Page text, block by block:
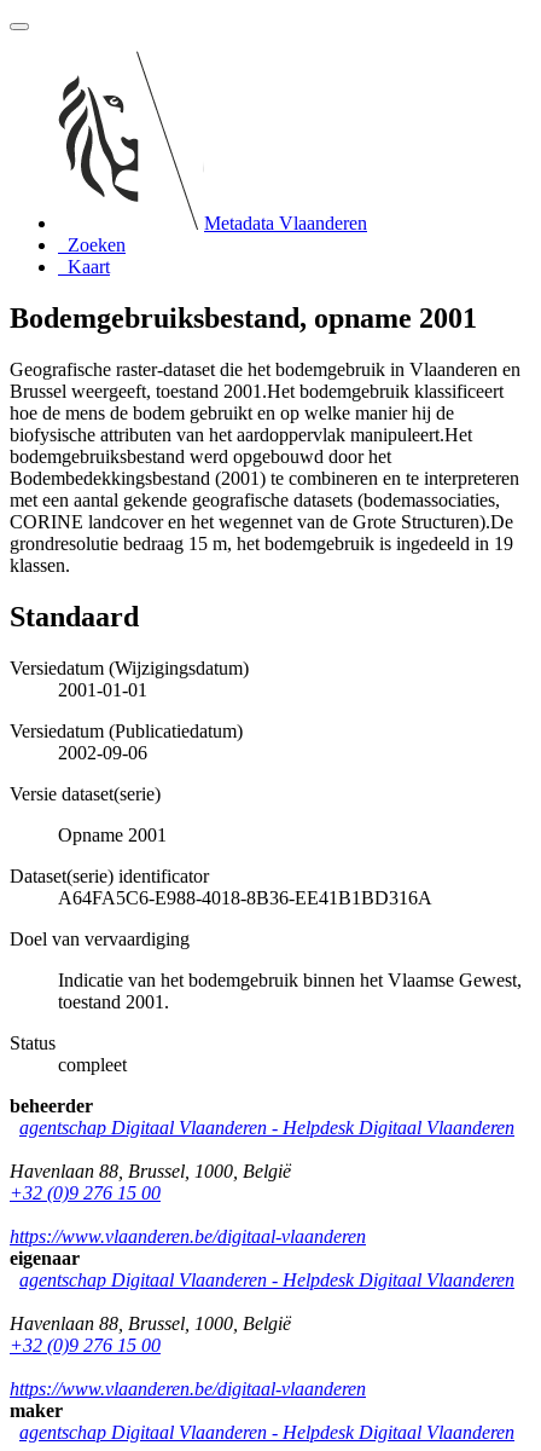
Metadata Vlaanderen
Zoeken
Kaart
Bodemgebruiksbestand, opname 2001
Geografische raster-dataset die het bodemgebruik in Vlaanderen en
Brussel weergeeft, toestand 2001.Het bodemgebruik klassificeert
hoe de mens de bodem gebruikt en op welke manier hij de
biofysische attributen van het aardoppervlak manipuleert.Het
bodemgebruiksbestand werd opgebouwd door het
Bodembedekkingsbestand (2001) te combineren en te interpreteren
met een aantal gekende geografische datasets (bodemassociaties,
CORINE landcover en het wegennet van de Grote Structuren).De
grondresolutie bedraag 15 m, het bodemgebruik is ingedeeld in 19
klassen.
Standaard
Versiedatum (Wijzigingsdatum)
2001-01-01
Versiedatum (Publicatiedatum)
2002-09-06
Versie dataset(serie)
Opname 2001
Dataset(serie) identificator
A64FA5C6-E988-4018-8B36-EE41B1BD316A
Doel van vervaardiging
Indicatie van het bodemgebruik binnen het Vlaamse Gewest,
toestand 2001.
Status
compleet
beheerder
agentschap Digitaal Vlaanderen - Helpdesk Digitaal Vlaanderen
Havenlaan 88 Brussel 1000 België
+32 (0)9 276 15 00
https://www.vlaanderen.be/digitaal-vlaanderen
eigenaar
agentschap Digitaal Vlaanderen - Helpdesk Digitaal Vlaanderen
Havenlaan 88 Brussel 1000 België
+32 (0)9 276 15 00
https://www.vlaanderen.be/digitaal-vlaanderen
maker
agentschap Digitaal Vlaanderen - Helpdesk Digitaal Vlaanderen